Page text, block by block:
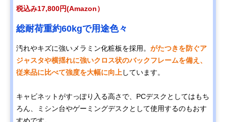
税込み17,800円(Amazon）
総耐荷重約60kgで用途色々
汚れやキズに強いメラミン化粧板を採用。 がたつきを防ぐア
ジャスタや横揺れに強いクロス状のバックフレームを備え、
従来品に比べて強度を大幅に向上 しています。
キャビネットがすっぽり入る高さで、PCデスクとしてはもち
ろん、ミシン台やゲーミングデスクとして使用するのもおす
すめです。